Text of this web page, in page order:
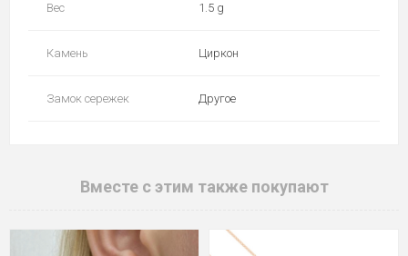
Вес 1.5 g
Камень Циркон
Замок сережек Другое
Вместе с этим также покупают